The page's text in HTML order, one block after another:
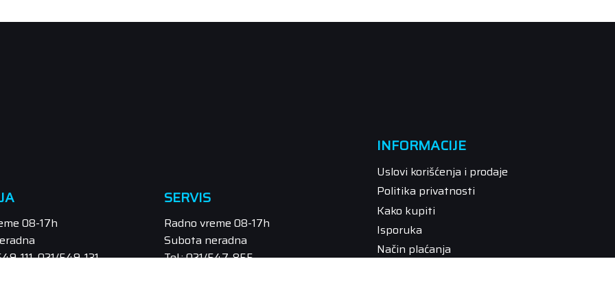
08-17h
111, 021/549-131
SERVIS
Radno vreme 08-17h
Subota neradna
Tel.: 021/547-855
INFORMACIJE
Uslovi korišćenja i prodaje
Politika privatnosti
Kako kupiti
Isporuka
Način plaćanja